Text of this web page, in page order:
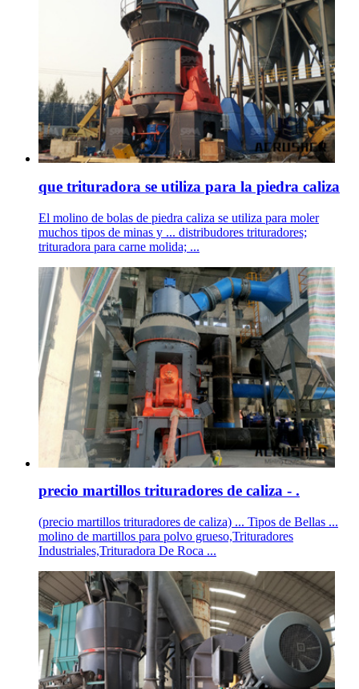
que trituradora se utiliza para la piedra caliza
El molino de bolas de piedra caliza se utiliza para moler
muchos tipos de minas y ... distribudores trituradores;
trituradora para carne molida; ...
precio martillos trituradores de caliza - .
(precio martillos trituradores de caliza) ... Tipos de Bellas ...
molino de martillos para polvo grueso,Trituradores
Industriales,Trituradora De Roca ...